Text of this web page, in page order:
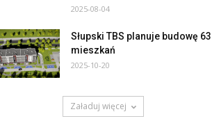
2025-08-04
Słupski TBS planuje budowę 63
mieszkań
2025-10-20
Załaduj więcej